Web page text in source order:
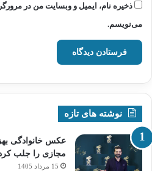
ذخیره نام، ایمیل و وبسایت من در
می‌نویسم.
نوشته های تازه
عکس خانوادگی
مجازی را جلب
15 مرداد 1405